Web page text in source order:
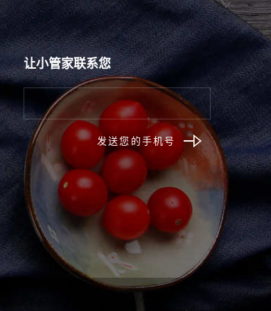
让小管家联系您
发送您的手机号